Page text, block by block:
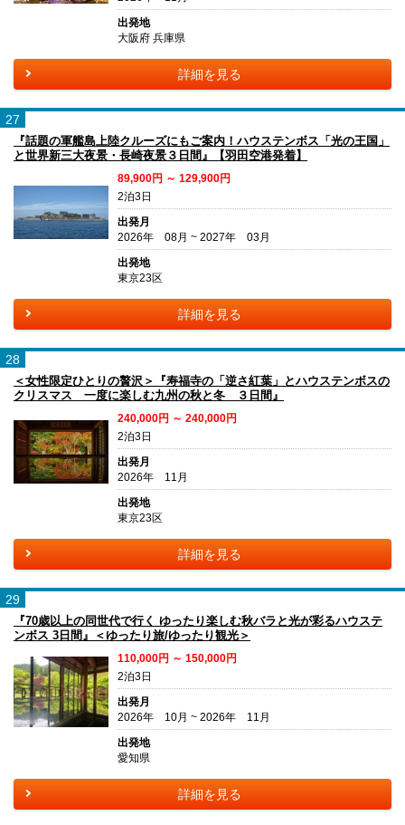
出発地
大阪府 兵庫県
詳細を見る
27
『話題の軍艦島上陸クルーズにもご案内！ハウステンボス「光の王国」
と世界新三大夜景・長崎夜景３日間』【羽田空港発着】
89,900円 ～ 129,900円
2泊3日
出発月
2026年 08月 ~ 2027年 03月
出発地
東京23区
詳細を見る
28
＜女性限定ひとりの贅沢＞『寿福寺の「逆さ紅葉」とハウステンボスの
クリスマス 一度に楽しむ九州の秋と冬 ３日間』
240,000円 ～ 240,000円
2泊3日
出発月
2026年 11月
出発地
東京23区
詳細を見る
29
『70歳以上の同世代で行く ゆったり楽しむ秋バラと光が彩るハウステ
ンボス 3日間』＜ゆったり旅/ゆったり観光＞
110,000円 ～ 150,000円
2泊3日
出発月
2026年 10月 ~ 2026年 11月
出発地
愛知県
詳細を見る